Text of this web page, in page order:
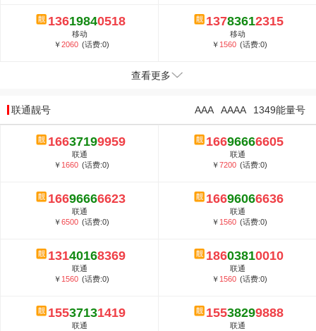
13619840518
移动
￥2060 (话费:0)
13783612315
移动
￥ 1560 (话费:0)
查看更多
联通靓号 1349能量号
AAAA
AAA
16637199959
联通
￥ 1660 (话费:0)
16696666605
联通
￥7200 (话费:0)
16696666623
联通
￥6500 (话费:0)
16696066636
联通
￥ 1560 (话费:0)
13140168369
联通
￥ 1560 (话费:0)
18603810010
联通
￥ 1560 (话费:0)
15537131419
联通
15538299888
联通